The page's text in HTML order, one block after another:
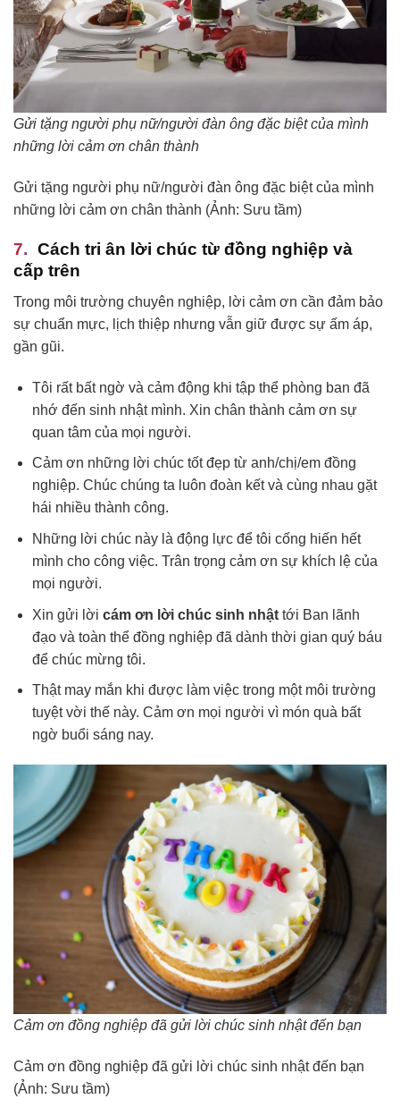
Gửi tặng người phụ nữ/người đàn ông đặc biệt của mình
những lời cảm ơn chân thành
Gửi tặng người phụ nữ/người đàn ông đặc biệt của mình
những lời cảm ơn chân thành (Ảnh: Sưu tầm)
Cách tri ân lời chúc từ đồng nghiệp và
cấp trên
Trong môi trường chuyên nghiệp, lời cảm ơn cần đảm bảo
sự chuẩn mực, lịch thiệp nhưng vẫn giữ được sự ấm áp,
gần gũi.
Tôi rất bất ngờ và cảm động khi tập thể phòng ban đã
nhớ đến sinh nhật mình. Xin chân thành cảm ơn sự
quan tâm của mọi người.
Cảm ơn những lời chúc tốt đẹp từ anh/chị/em đồng
nghiệp. Chúc chúng ta luôn đoàn kết và cùng nhau gặt
hái nhiều thành công.
Những lời chúc này là động lực để tôi cống hiến hết
mình cho công việc. Trân trọng cảm ơn sự khích lệ của
mọi người.
Xin gửi lời cám ơn lời chúc sinh nhậttới Ban lãnh
đạo và toàn thể đồng nghiệp đã dành thời gian quý báu
để chúc mừng tôi.
Thật may mắn khi được làm việc trong một môi trường
tuyệt vời thế này. Cảm ơn mọi người vì món quà bất
ngờ buổi sáng nay.
Cảm ơn đồng nghiệp đã gửi lời chúc sinh nhật đến bạn
Cảm ơn đồng nghiệp đã gửi lời chúc sinh nhật đến bạn
(Ảnh: Sưu tầm)